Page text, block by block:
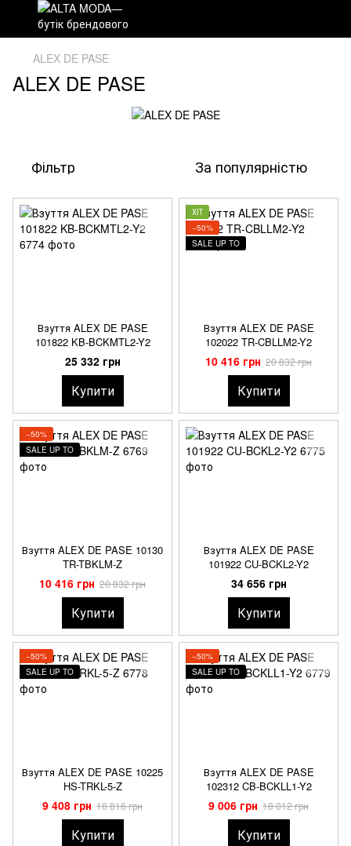
ALEX DE PASE
ALEX DE PASE
Фільтр За популярністю
Взуття ALEX DE PASE
101822 KB-BCKMTL2-Y2
25 332 грн
Купити
ХІТ
−50%
SALE UP TO
Взуття ALEX DE PASE
102022 TR-CBLLM2-Y2
10 416 грн 20 832 грн
Купити
−50%
SALE UP TO
Взуття ALEX DE PASE 10130
TR-TBKLM-Z
10 416 грн 20 832 грн
Купити
Взуття ALEX DE PASE
101922 CU-BCKL2-Y2
34 656 грн
Купити
−50%
SALE UP TO
Взуття ALEX DE PASE 10225
HS-TRKL-5-Z
9 408 грн 18 816 грн
Купити
−50%
SALE UP TO
Взуття ALEX DE PASE
102312 CB-BCKLL1-Y2
9 006 грн 18 012 грн
Купити